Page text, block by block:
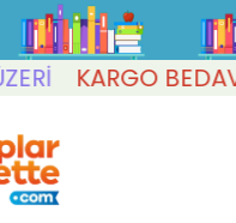
KARGO BEDAVA